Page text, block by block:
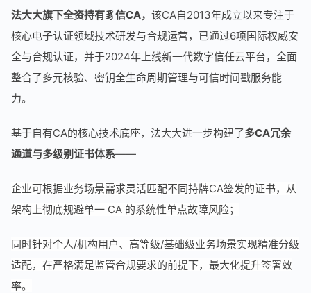
法大大旗下全资持有豸信CA， 该CA自2013年成立以来专注于
核心电子认证领域技术研发与合规运营，已通过6项国际权威安
全与合规认证，并于2024年上线新一代数字信任云平台，全面
整合了多元核验、密钥全生命周期管理与可信时间戳服务能
力。
基于自有CA的核心技术底座，法大大进一步构建了多CA冗余
通道与多级别证书体系——
企业可根据业务场景需求灵活匹配不同持牌CA签发的证书，从
架构上彻底规避单一 CA 的系统性单点故障风险；
同时针对个人/机构用户、高等级/基础级业务场景实现精准分级
适配，在严格满足监管合规要求的前提下，最大化提升签署效
率。